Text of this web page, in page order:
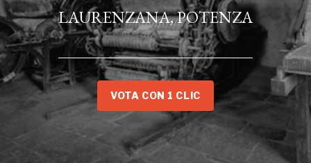
LAURENZANA, POTENZA
VOTA CON 1 CLIC
INDIRIZZO